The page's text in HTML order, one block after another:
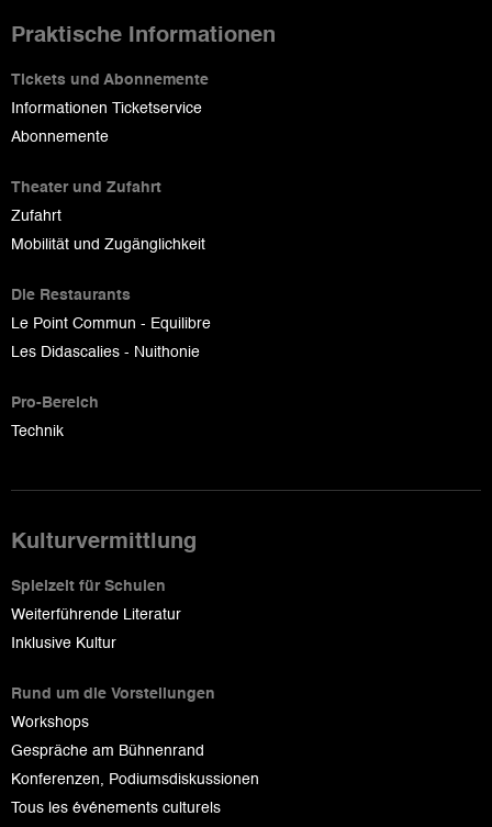
Praktische Informationen
Tickets und Abonnemente
Informationen Ticketservice
Abonnemente
Theater und Zufahrt
Zufahrt
Mobilität und Zugänglichkeit
Die Restaurants
Le Point Commun - Equilibre
Les Didascalies - Nuithonie
Pro-Bereich
Technik
Kulturvermittlung
Spielzeit für Schulen
Weiterführende Literatur
Inklusive Kultur
Rund um die Vorstellungen
Workshops
Gespräche am Bühnenrand
Konferenzen, Podiumsdiskussionen
Tous les événements culturels